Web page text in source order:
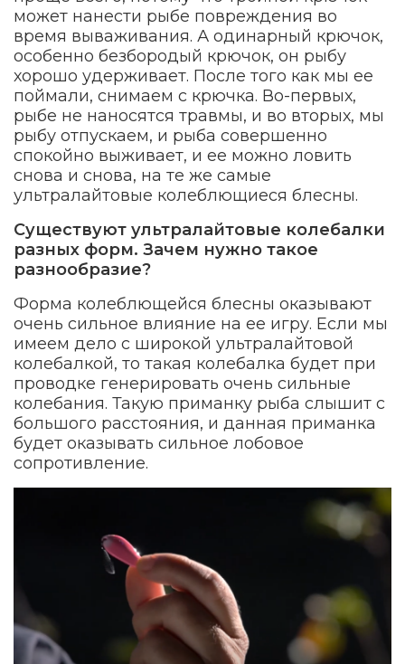
может нанести рыбе повреждения во
время вываживания. А одинарный крючок,
особенно безбородый крючок, он рыбу
хорошо удерживает. После того как мы ее
поймали, снимаем с крючка. Во-первых,
рыбе не наносятся травмы, и во вторых, мы
рыбу отпускаем, и рыба совершенно
спокойно выживает, и ее можно ловить
снова и снова, на те же самые
ультралайтовые колеблющиеся блесны.
Существуют ультралайтовые колебалки
разных форм. Зачем нужно такое
разнообразие?
Форма колеблющейся блесны оказывают
очень сильное влияние на ее игру. Если мы
имеем дело с широкой ультралайтовой
колебалкой, то такая колебалка будет при
проводке генерировать очень сильные
колебания. Такую приманку рыба слышит с
большого расстояния, и данная приманка
будет оказывать сильное лобовое
сопротивление.